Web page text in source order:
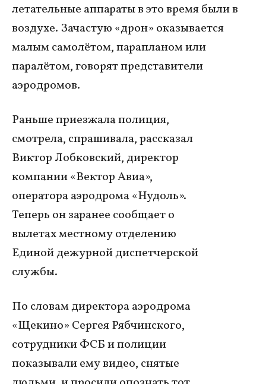
летательные аппараты в это время были в
воздухе. Зачастую «дрон» оказывается
малым самолётом, парапланом или
паралётом, говорят представители
аэродромов.
Раньше приезжала полиция,
смотрела, спрашивала, рассказал
Виктор Лобковский, директор
компании «Вектор Авиа»,
оператора аэродрома «Нудоль».
Теперь он заранее сообщает о
вылетах местному отделению
Единой дежурной диспетчерской
службы.
По словам директора аэродрома
«Щекино» Сергея Рябчинского,
сотрудники ФСБ и полиции
показывали ему видео, снятые